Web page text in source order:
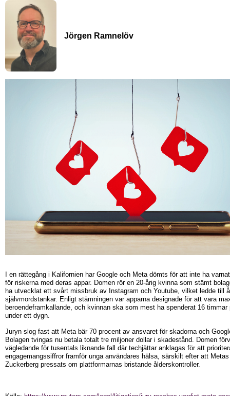
Jörgen Ramnelöv
I en rättegång i Kalifornien har Google och Meta dömts för att inte ha
för riskerna med deras appar. Domen rör en 20-årig kvinna som stämt
ha utvecklat ett svårt missbruk av Instagram och Youtube, vilket ledde till
självmordstankar. Enligt stämningen var apparna designade för att vara
beroendeframkallande, och kvinnan ska som mest ha spenderat 16 timmar
under ett dygn.
Juryn slog fast att Meta bär 70 procent av ansvaret för skadorna och
Bolagen tvingas nu betala totalt tre miljoner dollar i skadestånd. Domen
vägledande för tusentals liknande fall där techjättar anklagas för att
engagemangssiffror framför unga användares hälsa, särskilt efter att
Zuckerberg pressats om plattformarnas bristande ålderskontroller.